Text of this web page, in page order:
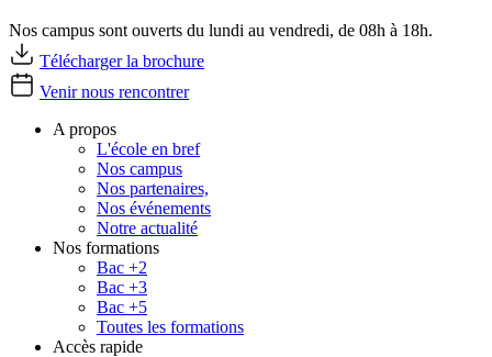
Nos campus sont ouverts du lundi au vendredi, de 08h à 18h.
Télécharger la brochure
Venir nous rencontrer
A propos
L'école en bref
Nos campus
Nos partenaires,
Nos événements
Notre actualité
Nos formations
Bac +2
Bac +3
Bac +5
Toutes les formations
Accès rapide